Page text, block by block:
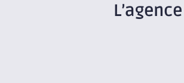
L’agence